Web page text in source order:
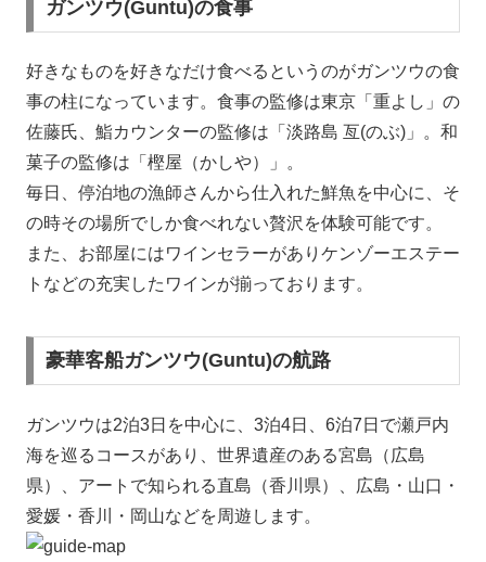
ガンツウ(Guntu)の食事
好きなものを好きなだけ食べるというのがガンツウの食
事の柱になっています。食事の監修は東京「重よし」の
佐藤氏、鮨カウンターの監修は「淡路島 亙(のぶ)」。和
菓子の監修は「樫屋（かしや）」。
毎日、停泊地の漁師さんから仕入れた鮮魚を中心に、そ
の時その場所でしか食べれない贅沢を体験可能です。
また、お部屋にはワインセラーがありケンゾーエステー
トなどの充実したワインが揃っております。
豪華客船ガンツウ(Guntu)の航路
ガンツウは2泊3日を中心に、3泊4日、6泊7日で瀬戸内
海を巡るコースがあり、世界遺産のある宮島（広島
県）、アートで知られる直島（香川県）、広島・山口・
愛媛・香川・岡山などを周遊します。